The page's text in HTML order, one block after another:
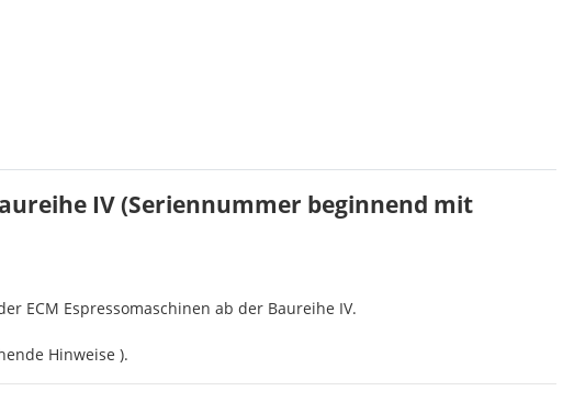
IV (Seriennummer beginnend mit
ECM Espressomaschinen ab der Baureihe IV.
Hinweise ).